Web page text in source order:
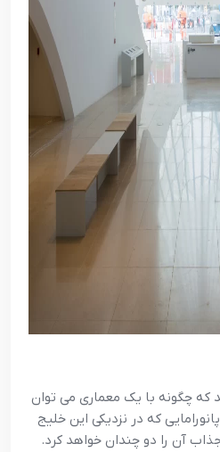
که چگونه با یک معماری می‌ توان
که در نزدیکی این خلیج
آن را دو چندان خواهد کرد.